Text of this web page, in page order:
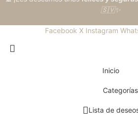
🇸🇻✨
Facebook X Instagram
Inicio
Categorías
Lista de